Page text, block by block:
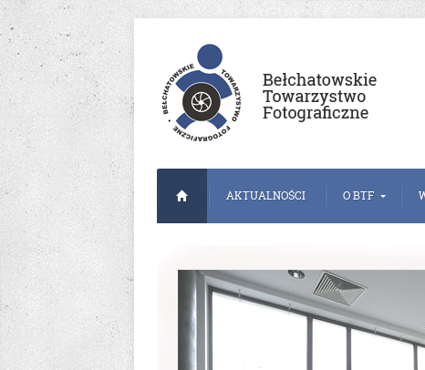
AKTUALNOŚCI O BTF